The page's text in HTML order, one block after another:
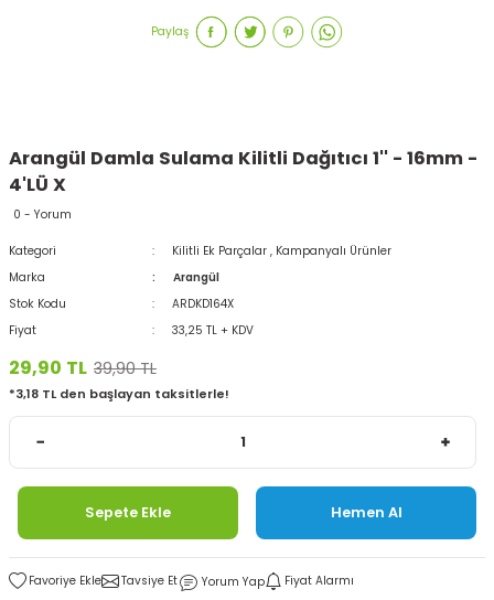
Paylaş
Arangül Damla Sulama Kilitli Dağıtıcı 1'' - 16mm -
4'LÜ X
0 - Yorum
Kategori Kilitli Ek Parçalar , Kampanyalı Ürünler
Marka
Arangül
Stok Kodu
ARDKD164X
Fiyat
33,25 TL + KDV
29,90 TL 39,90 TL
*3,18 TL den başlayan taksitlerle!
Sepete Ekle Hemen Al
Tavsiye Et Yorum Yap Fiyat Alarmı